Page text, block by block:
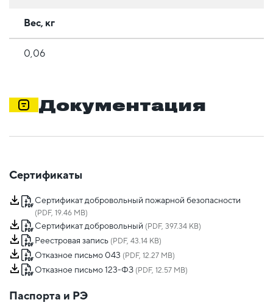
Вес, кг
0,06
Документация
Сертификаты
Сертификат добровольный пожарной безопасности
(PDF, 19.46 MB)
Сертификат добровольный (PDF, 397.34 KB)
Реестровая запись (PDF, 43.14 KB)
Отказное письмо 043 (PDF, 12.27 MB)
Отказное письмо 123-ФЗ (PDF, 12.57 MB)
Паспорта и РЭ